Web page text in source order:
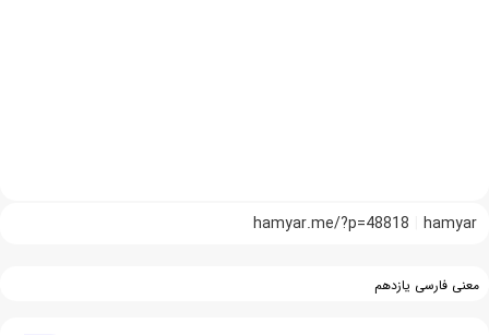
hamyar
hamyar.me/?p=48818
معنی فارسی یازدهم